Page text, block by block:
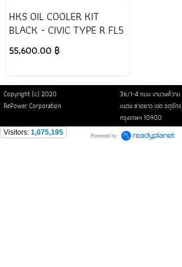
HKS OIL COOLER KIT
BLACK - CIVIC TYPE R FL5
55,600.00 ฿
Copyright (c) 2020
36/1-4 ถนน งามวงศ์วาน
RePower Corporation
แขวง ลาดยาว เขต จตุจักร
กรุงเทพฯ 10900
Visitors: 1,075,195